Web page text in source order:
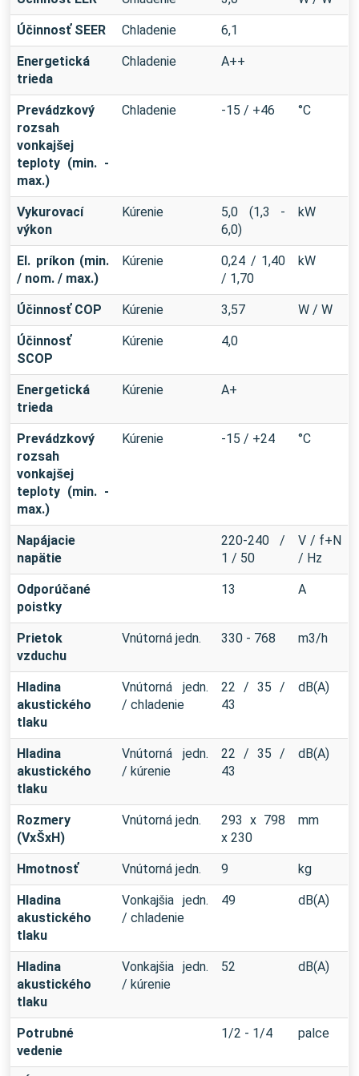
Účinnosť SEER Chladenie 6,1
Energetická
trieda
Chladenie A++
Prevádzkový
rozsah
vonkajšej
teploty (min. -
max.)
Chladenie -15 / +46 °C
Vykurovací
výkon
Kúrenie
5,0 (1,3 -
6,0)
kW
El. príkon (min.
/ nom. / max.)
Kúrenie
0,24 / 1,40
/ 1,70
kW
Účinnosť COP Kúrenie 3,57 W / W
Účinnosť
SCOP
Kúrenie 4,0
Energetická
trieda
Kúrenie A+
Prevádzkový
rozsah
vonkajšej
teploty (min. -
max.)
Kúrenie -15 / +24 °C
Napájacie
napätie
220-240 /
1 / 50
V / f+N
/ Hz
Odporúčané
poistky
13 A
Prietok
vzduchu
Vnútorná jedn. 330 - 768 m3/h
Hladina
akustického
tlaku
Vnútorná jedn.
/ chladenie
22 / 35 /
43
dB(A)
Hladina
akustického
tlaku
Vnútorná jedn.
/ kúrenie
22 / 35 /
43
dB(A)
Rozmery
(VxŠxH)
Vnútorná jedn.
293 x 798
x 230
mm
Hmotnosť Vnútorná jedn. 9 kg
Hladina
akustického
tlaku
Vonkajšia jedn.
/ chladenie
49 dB(A)
Hladina
akustického
tlaku
Vonkajšia jedn.
/ kúrenie
52 dB(A)
Potrubné
vedenie
1/2 - 1/4 palce